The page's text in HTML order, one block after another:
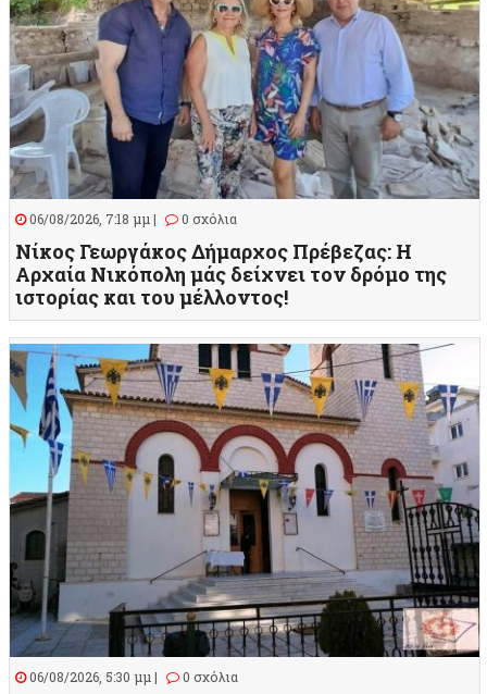
06/08/2026, 7:18 μμ | 0 σχόλια
Νίκος Γεωργάκος Δήμαρχος Πρέβεζας: Η
Αρχαία Νικόπολη μάς δείχνει τον δρόμο της
ιστορίας και του μέλλοντος!
06/08/2026, 5:30 μμ | 0 σχόλια